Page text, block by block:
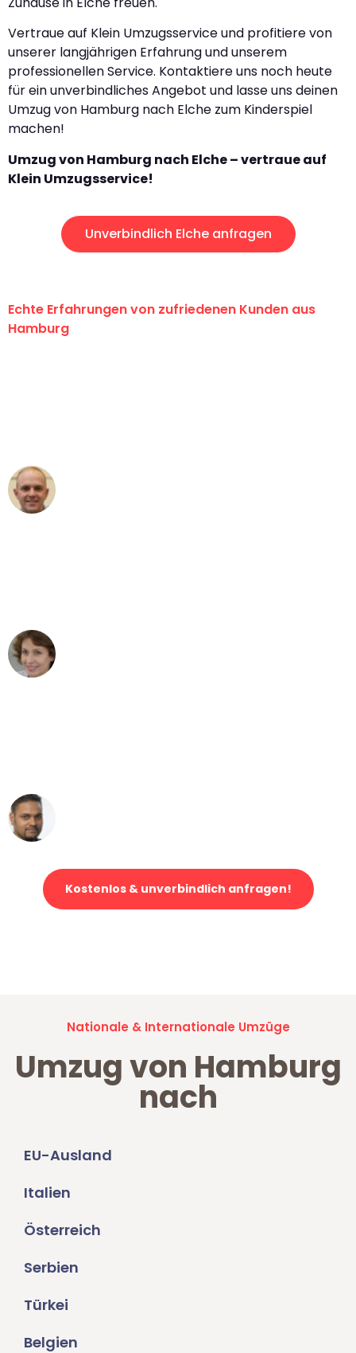
Vertraue auf Klein Umzugsservice und profitiere von
unserer langjährigen Erfahrung und unserem
professionellen Service. Kontaktiere uns noch heute
für ein unverbindliches Angebot und lasse uns deinen
Umzug von Hamburg nach Elche zum Kinderspiel
machen!
Umzug von Hamburg nach Elche – vertraue auf
Klein Umzugsservice!
Unverbindlich Elche anfragen
Echte Erfahrungen von zufriedenen Kunden aus
Hamburg
Kostenlos & unverbindlich anfragen!
Nationale & Internationale Umzüge
Umzug von Hamburg
nach
EU-Ausland
Italien
Österreich
Serbien
Türkei
Belgien